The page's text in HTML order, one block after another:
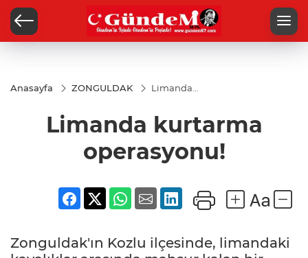
Anasayfa ZONGULDAK
Limanda
Limanda kurtarma
operasyonu!
Zonguldak'ın Kozlu ilçesinde, limandaki